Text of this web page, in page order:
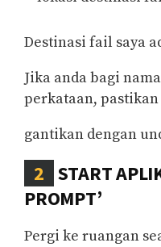
Destinasi fail saya
Jika anda bagi
perkataan,
gantikan dengan
2 START
PROMPT’
Pergi ke ruangan